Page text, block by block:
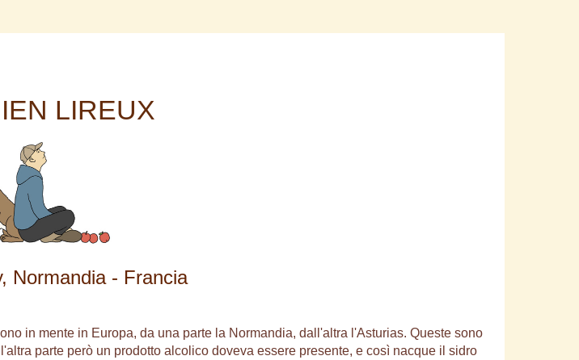
LIREUX
Normandia - Francia
in mente in Europa, da una parte la Normandia, dall'altra l'Asturias. Queste sono
parte però un prodotto alcolico doveva essere presente, e così nacque il sidro